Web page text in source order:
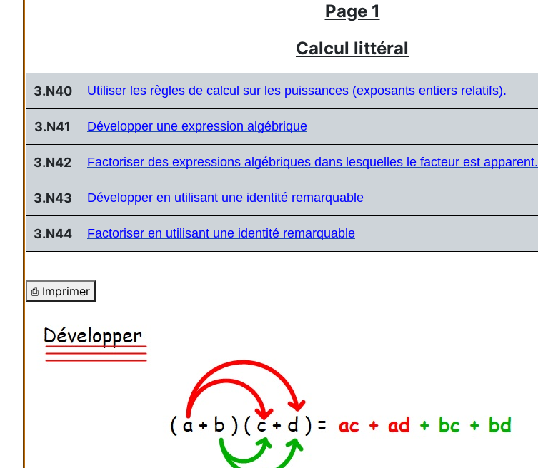
Page 1
Calcul littéral
3.N40 Utiliser les règles de calcul sur les puissances (exposants entiers relatifs).
3.N41 Développer une expression algébrique
3.N42 Factoriser des expressions algébriques dans lesquelles le facteur est apparent.
3.N43 Développer en utilisant une identité remarquable
3.N44 Factoriser en utilisant une identité remarquable
⎙ Imprimer